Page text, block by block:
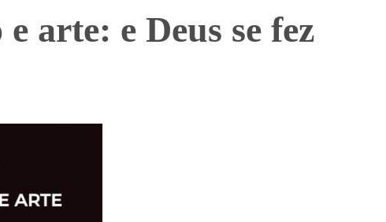
arte: e Deus se fez